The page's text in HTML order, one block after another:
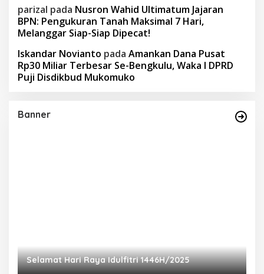
parizal pada Nusron Wahid Ultimatum Jajaran
BPN: Pengukuran Tanah Maksimal 7 Hari,
Melanggar Siap-Siap Dipecat!
Iskandar Novianto pada Amankan Dana Pusat
Rp30 Miliar Terbesar Se-Bengkulu, Waka I DPRD
Puji Disdikbud Mukomuko
Banner
Selamat Hari Raya Idulfitri 1446H/2025